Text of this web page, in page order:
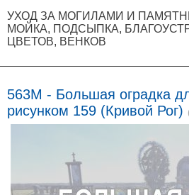
УХОД ЗА МОГИЛАМИ И
МОЙКА, ПОДСЫПКА,
ЦВЕТОВ, ВЕНКОВ
563M - Большая оградка
рисунком 159 (Кривой Рог)